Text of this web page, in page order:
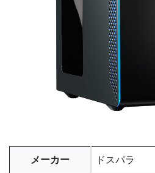
メーカー ドスパラ